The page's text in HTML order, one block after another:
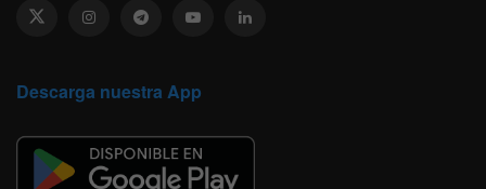
Descarga nuestra App